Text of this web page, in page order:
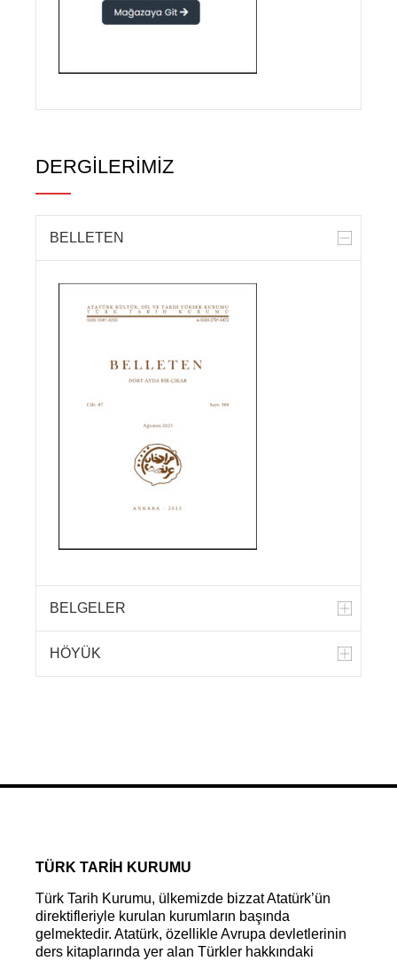
DERGİLERİMİZ
BELLETEN
BELGELER
HÖYÜK
TÜRK TARİH KURUMU
Türk Tarih Kurumu, ülkemizde bizzat Atatürk’ün
direktifleriyle kurulan kurumların başında
gelmektedir. Atatürk, özellikle Avrupa devletlerinin
ders kitaplarında yer alan Türkler hakkındaki